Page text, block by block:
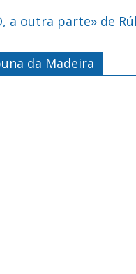
a outra parte» de
da Madeira